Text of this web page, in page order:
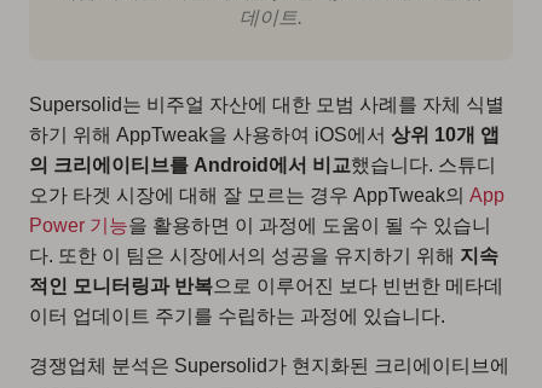
데이트.
Supersolid는 비주얼 자산에 대한 모범 사례를 자체 식별
하기 위해 AppTweak을 사용하여 iOS에서 상위 10개 앱
의 크리에이티브를 Android에서 비교했습니다. 스튜디
오가 타겟 시장에 대해 잘 모르는 경우 AppTweak의 App
Power 기능을 활용하면 이 과정에 도움이 될 수 있습니
다. 또한 이 팀은 시장에서의 성공을 유지하기 위해 지속
적인 모니터링과 반복으로 이루어진 보다 빈번한 메타데
이터 업데이트 주기를 수립하는 과정에 있습니다.
경쟁업체 분석은 Supersolid가 현지화된 크리에이티브에